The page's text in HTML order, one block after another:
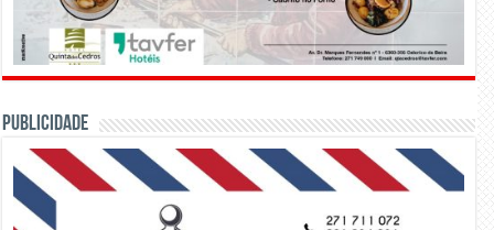
PUBLICIDADE